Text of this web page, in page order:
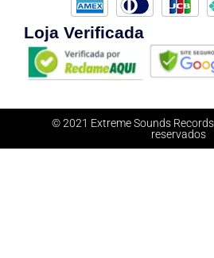
Loja Verificada
© 2021 Extreme Sounds
reservados